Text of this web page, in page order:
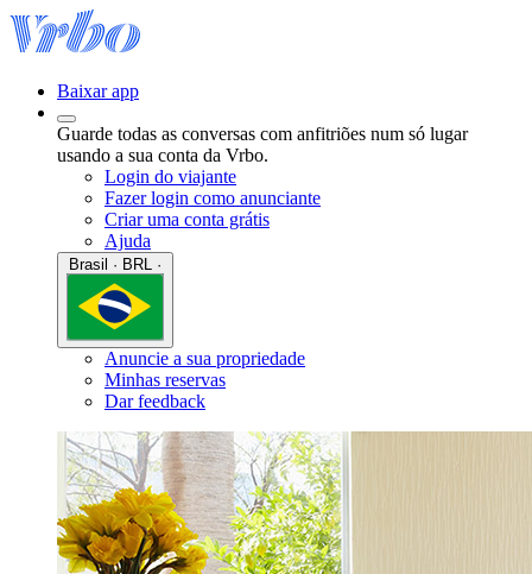
Baixar app
Guarde todas as conversas com anfitriões num só lugar
usando a sua conta da Vrbo.
Login do viajante
Fazer login como anunciante
Criar uma conta grátis
Ajuda
Anuncie a sua propriedade
Minhas reservas
Dar feedback